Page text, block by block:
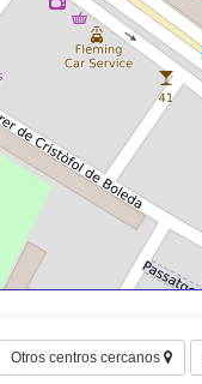
Otros centros cercanos